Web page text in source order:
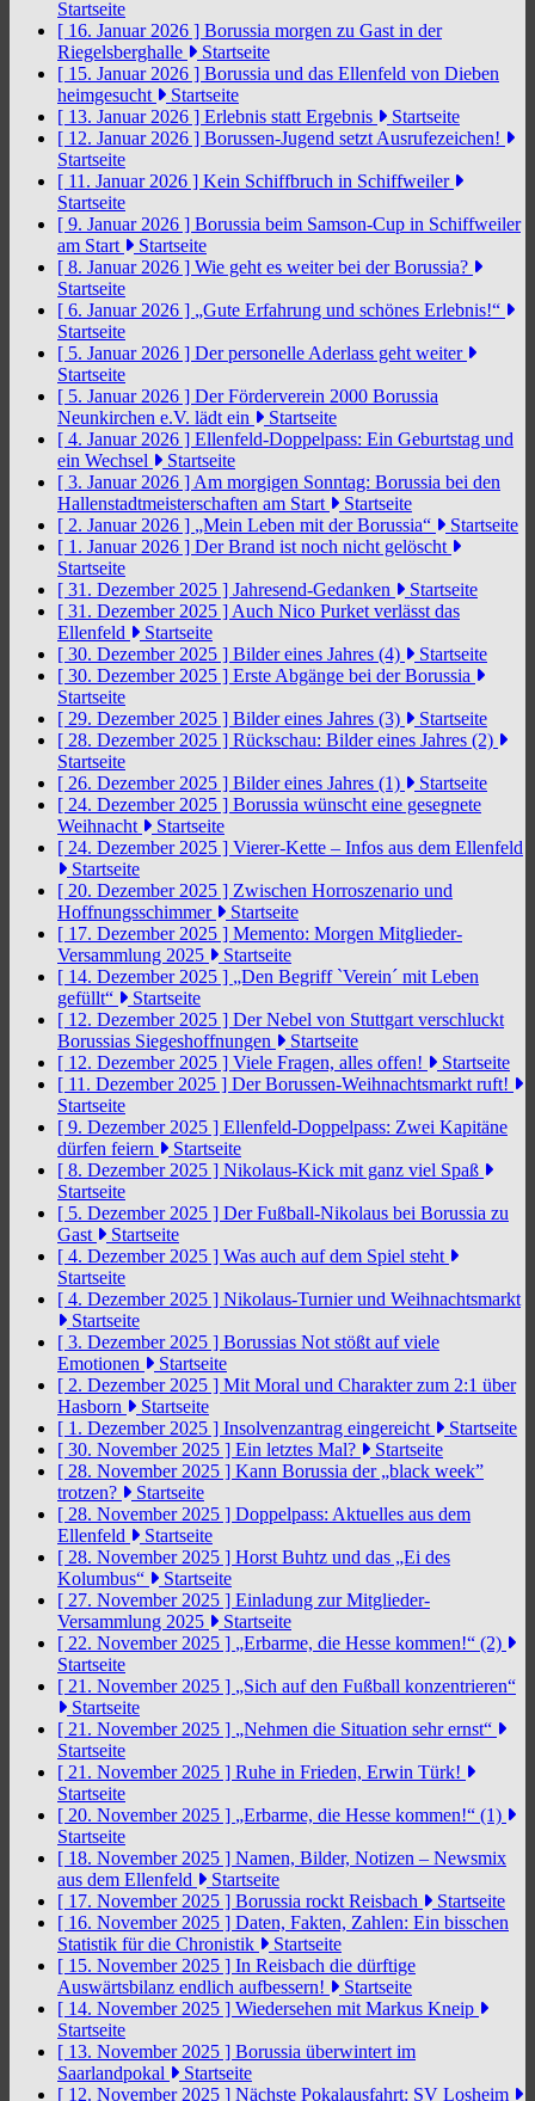
Startseite
[ 16. Januar 2026 ] Borussia morgen zu Gast in der
Riegelsberghalle
Startseite
[ 15. Januar 2026 ] Borussia und das Ellenfeld von Dieben
heimgesucht
Startseite
[ 13. Januar 2026 ] Erlebnis statt Ergebnis
Startseite
[ 12. Januar 2026 ] Borussen-Jugend setzt Ausrufezeichen!
Startseite
[ 11. Januar 2026 ] Kein Schiffbruch in Schiffweiler
Startseite
[ 9. Januar 2026 ] Borussia beim Samson-Cup in Schiffweiler
am Start
Startseite
[ 8. Januar 2026 ] Wie geht es weiter bei der Borussia?
Startseite
[ 6. Januar 2026 ] „Gute Erfahrung und schönes Erlebnis!“
Startseite
[ 5. Januar 2026 ] Der personelle Aderlass geht weiter
Startseite
[ 5. Januar 2026 ] Der Förderverein 2000 Borussia
Neunkirchen e.V. lädt ein
Startseite
[ 4. Januar 2026 ] Ellenfeld-Doppelpass: Ein Geburtstag und
ein Wechsel
Startseite
[ 3. Januar 2026 ] Am morgigen Sonntag: Borussia bei den
Hallenstadtmeisterschaften am Start
Startseite
[ 2. Januar 2026 ] „Mein Leben mit der Borussia“
Startseite
[ 1. Januar 2026 ] Der Brand ist noch nicht gelöscht
Startseite
[ 31. Dezember 2025 ] Jahresend-Gedanken
Startseite
[ 31. Dezember 2025 ] Auch Nico Purket verlässt das
Ellenfeld
Startseite
[ 30. Dezember 2025 ] Bilder eines Jahres (4)
Startseite
[ 30. Dezember 2025 ] Erste Abgänge bei der Borussia
Startseite
[ 29. Dezember 2025 ] Bilder eines Jahres (3)
Startseite
[ 28. Dezember 2025 ] Rückschau: Bilder eines Jahres (2)
Startseite
[ 26. Dezember 2025 ] Bilder eines Jahres (1)
Startseite
[ 24. Dezember 2025 ] Borussia wünscht eine gesegnete
Weihnacht
Startseite
[ 24. Dezember 2025 ] Vierer-Kette – Infos aus dem Ellenfeld
Startseite
[ 20. Dezember 2025 ] Zwischen Horroszenario und
Hoffnungsschimmer
Startseite
[ 17. Dezember 2025 ] Memento: Morgen Mitglieder-
Versammlung 2025
Startseite
[ 14. Dezember 2025 ] „Den Begriff `Verein´ mit Leben
gefüllt“
Startseite
[ 12. Dezember 2025 ] Der Nebel von Stuttgart verschluckt
Borussias Siegeshoffnungen
Startseite
[ 12. Dezember 2025 ] Viele Fragen, alles offen!
Startseite
[ 11. Dezember 2025 ] Der Borussen-Weihnachtsmarkt ruft!
Startseite
[ 9. Dezember 2025 ] Ellenfeld-Doppelpass: Zwei Kapitäne
dürfen feiern
Startseite
[ 8. Dezember 2025 ] Nikolaus-Kick mit ganz viel Spaß
Startseite
[ 5. Dezember 2025 ] Der Fußball-Nikolaus bei Borussia zu
Gast
Startseite
[ 4. Dezember 2025 ] Was auch auf dem Spiel steht
Startseite
[ 4. Dezember 2025 ] Nikolaus-Turnier und Weihnachtsmarkt
Startseite
[ 3. Dezember 2025 ] Borussias Not stößt auf viele
Emotionen
Startseite
[ 2. Dezember 2025 ] Mit Moral und Charakter zum 2:1 über
Hasborn
Startseite
[ 1. Dezember 2025 ] Insolvenzantrag eingereicht
Startseite
[ 30. November 2025 ] Ein letztes Mal?
Startseite
[ 28. November 2025 ] Kann Borussia der „black week”
trotzen?
Startseite
[ 28. November 2025 ] Doppelpass: Aktuelles aus dem
Ellenfeld
Startseite
[ 28. November 2025 ] Horst Buhtz und das „Ei des
Kolumbus“
Startseite
[ 27. November 2025 ] Einladung zur Mitglieder-
Versammlung 2025
Startseite
[ 22. November 2025 ] „Erbarme, die Hesse kommen!“ (2)
Startseite
[ 21. November 2025 ] „Sich auf den Fußball konzentrieren“
Startseite
[ 21. November 2025 ] „Nehmen die Situation sehr ernst“
Startseite
[ 21. November 2025 ] Ruhe in Frieden, Erwin Türk!
Startseite
[ 20. November 2025 ] „Erbarme, die Hesse kommen!“ (1)
Startseite
[ 18. November 2025 ] Namen, Bilder, Notizen – Newsmix
aus dem Ellenfeld
Startseite
[ 17. November 2025 ] Borussia rockt Reisbach
Startseite
[ 16. November 2025 ] Daten, Fakten, Zahlen: Ein bisschen
Statistik für die Chronistik
Startseite
[ 15. November 2025 ] In Reisbach die dürftige
Auswärtsbilanz endlich aufbessern!
Startseite
[ 14. November 2025 ] Wiedersehen mit Markus Kneip
Startseite
[ 13. November 2025 ] Borussia überwintert im
Saarlandpokal
Startseite
[ 12. November 2025 ] Nächste Pokalausfahrt: SV Losheim